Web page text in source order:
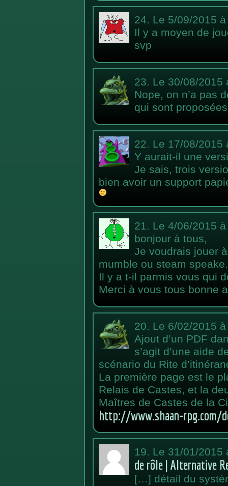
24. Le 5/09/2015
Il y a moyen de
svp
23. Le 30/08/
Nope, on n’a pas
qui sont
22. Le 17/08/
Y aurait-il une
Je sais, trois
bien avoir un support
21. Le 4/06/2015
bonjour à tous,
Je voudrais jouer
mumble ou steam speake.
Il y a t-il parmis vous qui
Merci à vous tous bonne
20. Le 6/02/2015
Ajout d’un PDF
s’agit d’une aide
scénario du Rite
La première page est le
Relais de Castes, et la
Maîtres de Castes de la
http://www.shaan-rpg.com/
19. Le 31/01/
de rôle | Alternative
[…] détail du